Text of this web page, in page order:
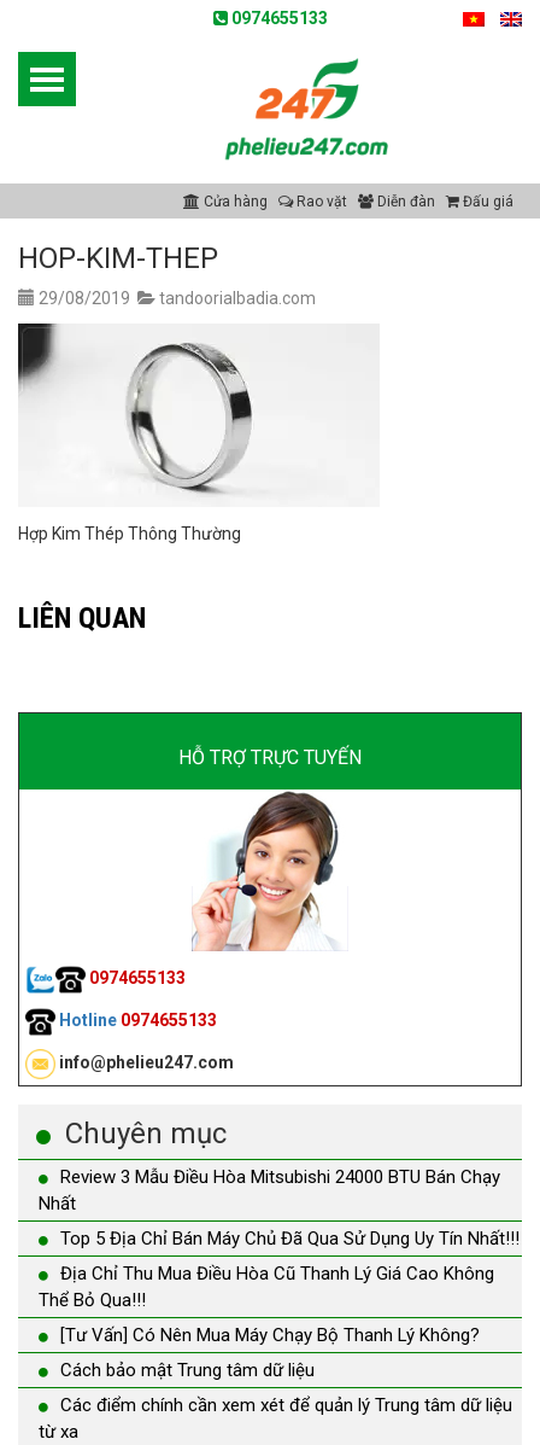
0974655133
Cửa hàng Rao vặt Diễn đàn Đấu giá
HOP-KIM-THEP
29/08/2019 tandoorialbadia.com
Hợp Kim Thép Thông Thường
LIÊN QUAN
HỖ TRỢ TRỰC TUYẾN
0974655133
Hotline 0974655133
info@phelieu247.com
Chuyên mục
Review 3 Mẫu Điều Hòa Mitsubishi 24000 BTU Bán Chạy
Nhất
Top 5 Địa Chỉ Bán Máy Chủ Đã Qua Sử Dụng Uy Tín Nhất!!!
Địa Chỉ Thu Mua Điều Hòa Cũ Thanh Lý Giá Cao Không
Thể Bỏ Qua!!!
[Tư Vấn] Có Nên Mua Máy Chạy Bộ Thanh Lý Không?
Cách bảo mật Trung tâm dữ liệu
Các điểm chính cần xem xét để quản lý Trung tâm dữ liệu
từ xa